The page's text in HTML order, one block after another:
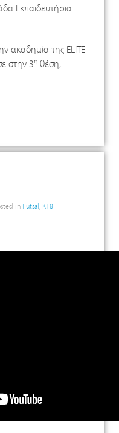
Εκπαιδευτήρια
ακαδημία της ELITE
στην 3η θέση,
in Futsal , K18